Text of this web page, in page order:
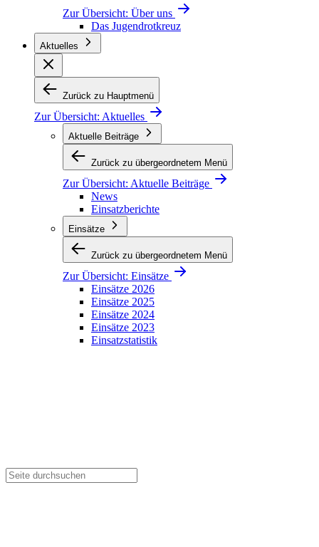
Zur Übersicht: Über uns
Das Jugendrotkreuz
Aktuelles
Zurück zu Hauptmenü
Zur Übersicht: Aktuelles
Aktuelle Beiträge
Zurück zu übergeordnetem Menü
Zur Übersicht: Aktuelle Beiträge
News
Einsatzberichte
Einsätze
Zurück zu übergeordnetem Menü
Zur Übersicht: Einsätze
Einsätze 2026
Einsätze 2025
Einsätze 2024
Einsätze 2023
Einsatzstatistik